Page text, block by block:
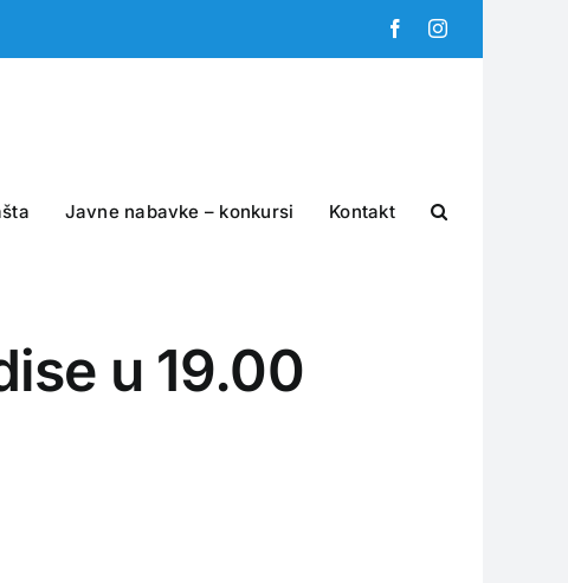
FacebookInstagram
Javne nabavke – konkursi Kontakt
u 19.00